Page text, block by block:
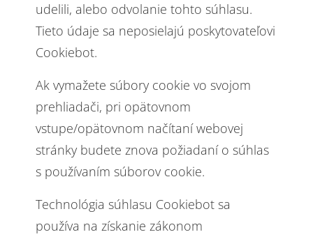
udelili, alebo odvolanie tohto súhlasu.
Tieto údaje sa neposielajú poskytovateľovi
Cookiebot.
Ak vymažete súbory cookie vo svojom
prehliadači, pri opätovnom
vstupe/opätovnom načítaní webovej
stránky budete znova požiadaní o súhlas
s používaním súborov cookie.
Technológia súhlasu Cookiebot sa
používa na získanie zákonom